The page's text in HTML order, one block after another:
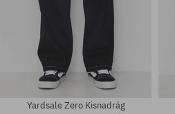
Yardsale Zero Kisnadrág